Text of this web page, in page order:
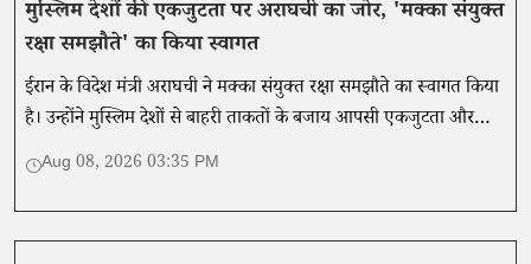
मुस्लिम देशों की एकजुटता पर अराघची का जोर, 'मक्का संयुक्त
रक्षा समझौते' का किया स्वागत
ईरान के विदेश मंत्री अराघची ने मक्का संयुक्त रक्षा समझौते का स्वागत किया
है। उन्होंने मुस्लिम देशों से बाहरी ताकतों के बजाय आपसी एकजुटता और
आंतरिक शक्ति पर भरोसा करने की अपील की है।
Aug 08, 2026 03:35 PM